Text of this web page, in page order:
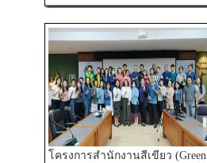
โครงการสำนักงานสีเขียว (Green